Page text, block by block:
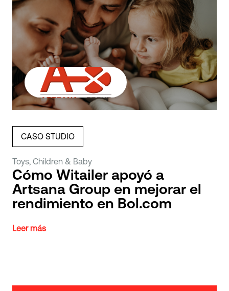
CASO STUDIO
Toys, Children & Baby
Cómo Witailer apoyó a
Artsana Group en mejorar el
rendimiento en Bol.com
Leer más